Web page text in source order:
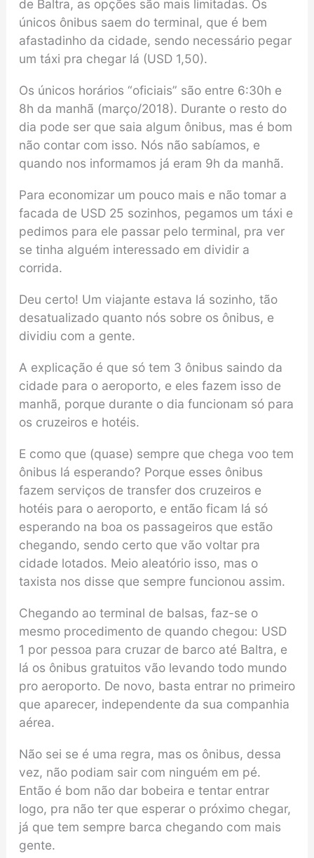
de Baltra, as opções são mais limitadas. Os
únicos ônibus saem do terminal, que é bem
afastadinho da cidade, sendo necessário pegar
um táxi pra chegar lá (USD 1,50).
Os únicos horários “oficiais” são entre 6:30h e
8h da manhã (março/2018). Durante o resto do
dia pode ser que saia algum ônibus, mas é bom
não contar com isso. Nós não sabíamos, e
quando nos informamos já eram 9h da manhã.
Para economizar um pouco mais e não tomar a
facada de USD 25 sozinhos, pegamos um táxi e
pedimos para ele passar pelo terminal, pra ver
se tinha alguém interessado em dividir a
corrida.
Deu certo! Um viajante estava lá sozinho, tão
desatualizado quanto nós sobre os ônibus, e
dividiu com a gente.
A explicação é que só tem 3 ônibus saindo da
cidade para o aeroporto, e eles fazem isso de
manhã, porque durante o dia funcionam só para
os cruzeiros e hotéis.
E como que (quase) sempre que chega voo tem
ônibus lá esperando? Porque esses ônibus
fazem serviços de transfer dos cruzeiros e
hotéis para o aeroporto, e então ficam lá só
esperando na boa os passageiros que estão
chegando, sendo certo que vão voltar pra
cidade lotados. Meio aleatório isso, mas o
taxista nos disse que sempre funcionou assim.
Chegando ao terminal de balsas, faz-se o
mesmo procedimento de quando chegou: USD
1 por pessoa para cruzar de barco até Baltra, e
lá os ônibus gratuitos vão levando todo mundo
pro aeroporto. De novo, basta entrar no primeiro
que aparecer, independente da sua companhia
aérea.
Não sei se é uma regra, mas os ônibus, dessa
vez, não podiam sair com ninguém em pé.
Então é bom não dar bobeira e tentar entrar
logo, pra não ter que esperar o próximo chegar,
já que tem sempre barca chegando com mais
gente.